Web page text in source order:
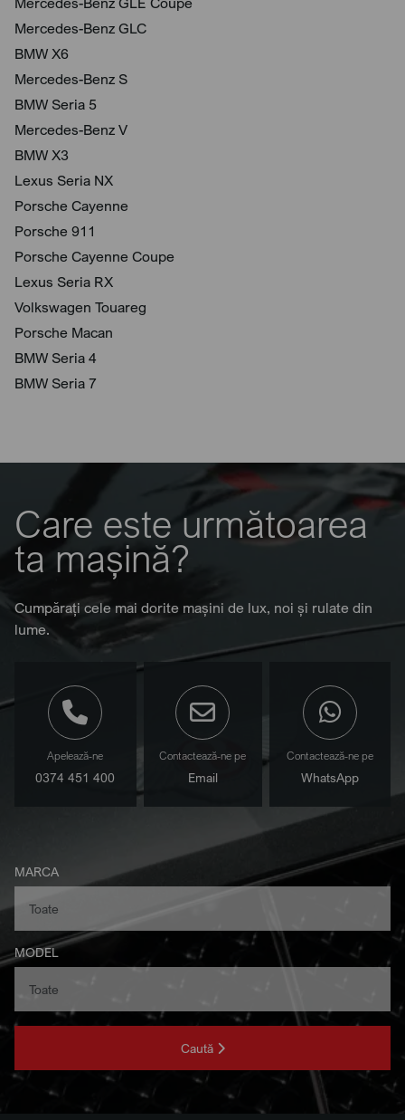
Mercedes-Benz GLC
BMW X6
Mercedes-Benz S
BMW Seria 5
Mercedes-Benz V
BMW X3
Lexus Seria NX
Porsche Cayenne
Porsche 911
Porsche Cayenne Coupe
Lexus Seria RX
Volkswagen Touareg
Porsche Macan
BMW Seria 4
BMW Seria 7
Care este următoarea
ta mașină?
Cumpărați cele mai dorite mașini de lux, noi și rulate din
lume.
Apelează-ne
0374 451 400
Contactează-ne pe
Email
Contactează-ne pe
WhatsApp
MARCA
MODEL
Caută